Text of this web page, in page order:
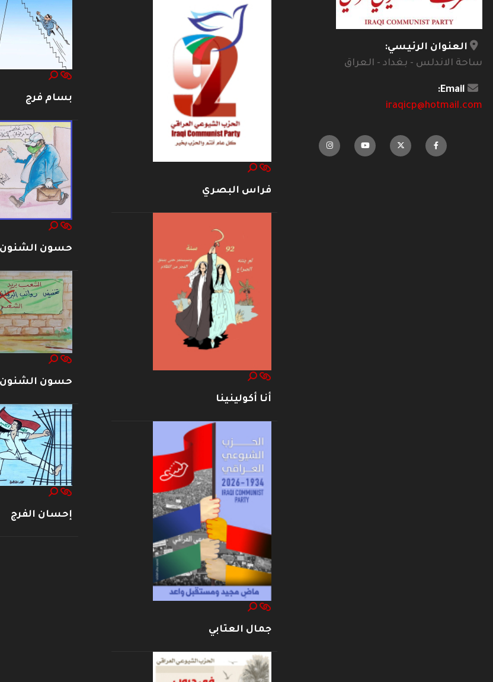
العنوان الرئيسي:
ساحة الاندلس - بغداد - العراق
Email:
iraqicp@hotmail.com
فراس البصري
أنا أكولينينا
جمال العتابي
بسام فرج
حسون الشنون
حسون الشنون
إحسان الفرج